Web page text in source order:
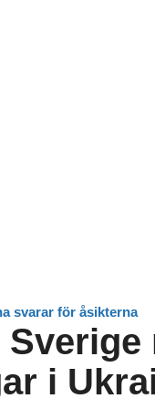
svarar för åsikterna
i